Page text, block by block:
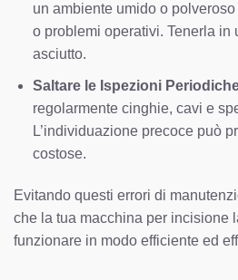
un ambiente umido o
o problemi operativi. Tenerla in
asciutto.
Saltare le Ispezioni
regolarmente cinghie, cavi e
L’individuazione precoce può
costose.
Evitando questi errori di
che la tua macchina per incisione
funzionare in modo efficiente ed